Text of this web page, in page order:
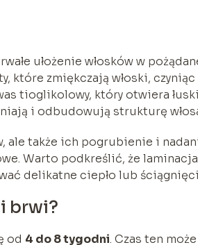
ułożenie włosków w
które zmiękczają włoski,
tioglikolowy, który otwiera
i odbudowują strukturę
ale także ich pogrubienie i
Warto podkreślić, że
delikatne ciepło lub
brwi?
od 4 do 8 tygodni. Czas ten